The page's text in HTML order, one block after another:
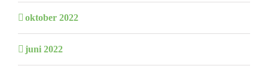
oktober 2022
juni 2022